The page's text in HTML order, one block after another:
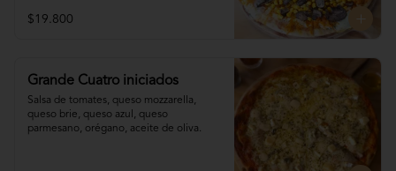
$19.800
Grande Cuatro iniciados
Salsa de tomates, queso mozzarella,
queso brie, queso azul, queso
parmesano, orégano, aceite de oliva.